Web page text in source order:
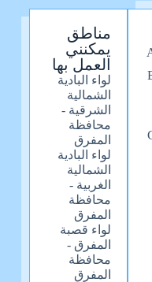
مناطق
يمكنني
العمل بها
لواء البادية
الشمالية
الشرقية -
محافظة
المفرق
لواء البادية
الشمالية
الغربية -
محافظة
المفرق
لواء قصبة
المفرق -
محافظة
المفرق